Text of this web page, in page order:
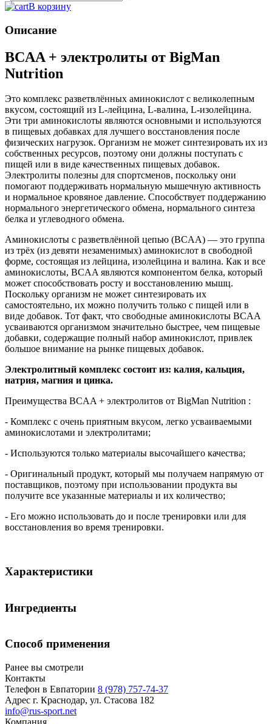
В корзину
Описание
BCAA + электролиты от BigMan
Nutrition
Это комплекс разветвлённых аминокислот с великолепным
вкусом, состоящий из L-лейцина, L-валина, L-изолейцина.
Эти три аминокислоты являются основными и используются
в пищевых добавках для лучшего восстановления после
физических нагрузок. Организм не может синтезировать их из
собственных ресурсов, поэтому они должны поступать с
пищей или в виде качественных пищевых добавок.
Электролиты полезны для спортсменов, поскольку они
помогают поддерживать нормальную мышечную активность
и нормальное кровяное давление. Способствует поддержанию
нормального энергетического обмена, нормального синтеза
белка и углеводного обмена.
Аминокислоты с разветвлённой цепью (BCAA) — это группа
из трёх (из девяти незаменимых) аминокислот в свободной
форме, состоящая из лейцина, изолейцина и валина. Как и все
аминокислоты, BCAA являются компонентом белка, который
может способствовать росту и восстановлению мышц.
Поскольку организм не может синтезировать их
самостоятельно, их можно получить только с пищей или в
виде добавок. Тот факт, что свободные аминокислоты BCAA
усваиваются организмом значительно быстрее, чем пищевые
добавки, содержащие полный набор аминокислот, привлек
большое внимание на рынке пищевых добавок.
Электролитный комплекс состоит из: калия, кальция,
натрия, магния и цинка.
Преимущества BCAA + электролитов от BigMan Nutrition :
- Комплекс с очень приятным вкусом, легко усваиваемыми
аминокислотами и электролитами;
- Используются только материалы высочайшего качества;
- Оригинальный продукт, который мы получаем напрямую от
поставщиков, поэтому при использовании продукта вы
получите все указанные материалы и их количество;
- Его можно использовать до и после тренировки или для
восстановления во время тренировки.
Характеристики
30
Цель:
Повышение работоспособности / Повышение тонуса /
Похудение
Ингредиенты
Состав:
BigMan Nutrition BCAA + Электролиты —
пищевой продукт специального назначения для
спортсменов, с подсластителями
Вес нетто: 300 г (33 порции по 9 г каждая)
Активные ингредиенты (на порцию):
Способ применения
Способ применения:
Принимайте 1,5 мерные ложки (10 г), растворенные в 250 мл
воды, перед тренировкой
Ранее вы смотрели
Контакты
Телефон в Евпатории 8 (978) 757-74-37
Адрес г. Краснодар, ул. Стасова 182
info@rus-sport.net
Компания